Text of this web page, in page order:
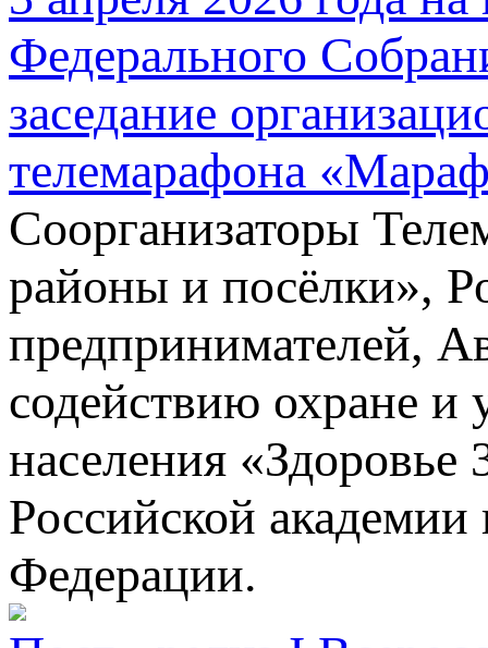
Федерального
заседание
телемарафона
Соорганизаторы
районы и посёлки»,
предпринимателей,
содействию охране и
населения
Российской
Федерации.